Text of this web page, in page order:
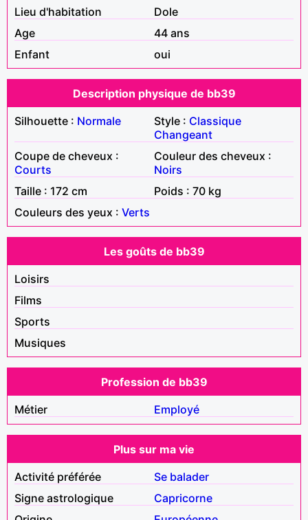
Lieu d'habitation
Dole
Age
44 ans
Enfant
oui
Description physique de bb39
Silhouette : Normale Style : Classique
Changeant
Coupe de cheveux :
Courts
Couleur des cheveux :
Noirs
Taille : 172 cm
Poids : 70 kg
Couleurs des yeux : Verts
Les goûts de bb39
Loisirs
Films
Sports
Musiques
Profession de bb39
Métier
Employé
Plus sur ma vie
Activité préférée
Se balader
Signe astrologique
Capricorne